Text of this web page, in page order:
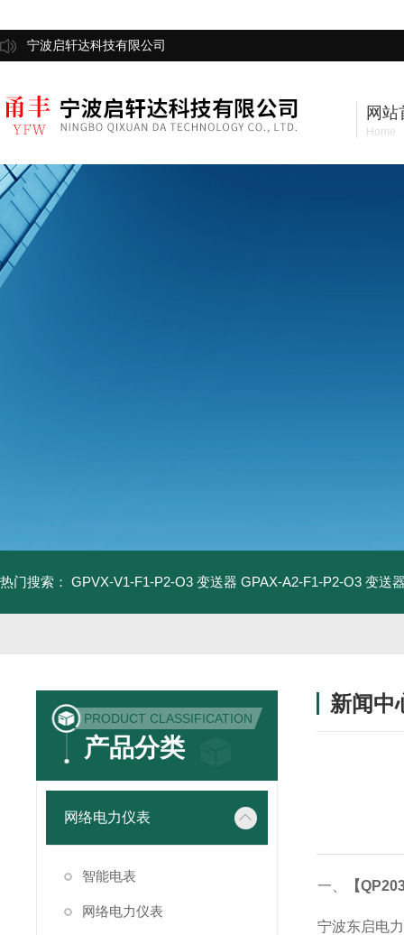
宁波启轩达科技有限公司
网站
Home
热门搜索： GPVX-V1-F1-P2-O3 变送器 GPAX-A2-F1-P2-O3 变送
PRODUCT CLASSIFICATION
产品分类
网络电力仪表
智能电表
网络电力仪表
新闻中
一、 【
宁波东启电